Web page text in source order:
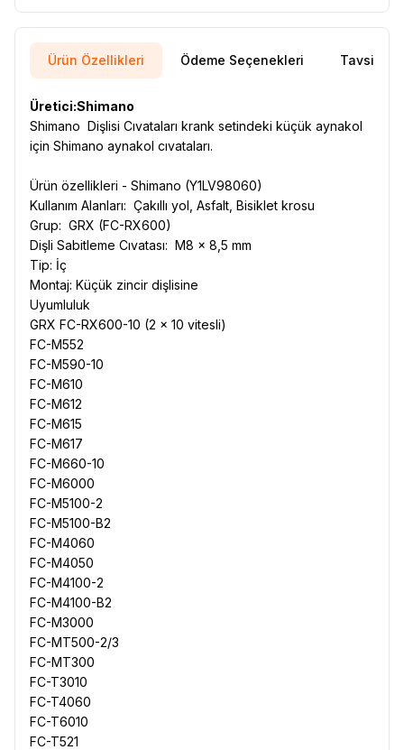
Ürün Özellikleri Ödeme Seçenekleri Tavsiye Et
Üretici:Shimano
Shimano Dişlisi Cıvataları krank setindeki küçük aynakol
için Shimano aynakol cıvataları.
Ürün özellikleri - Shimano (Y1LV98060)
Kullanım Alanları: Çakıllı yol, Asfalt, Bisiklet krosu
Grup: GRX (FC-RX600)
Dişli Sabitleme Cıvatası: M8 x 8,5 mm
Tip: İç
Montaj: Küçük zincir dişlisine
Uyumluluk
GRX FC-RX600-10 (2 x 10 vitesli)
FC-M552
FC-M590-10
FC-M610
FC-M612
FC-M615
FC-M617
FC-M660-10
FC-M6000
FC-M5100-2
FC-M5100-B2
FC-M4060
FC-M4050
FC-M4100-2
FC-M4100-B2
FC-M3000
FC-MT500-2/3
FC-MT300
FC-T3010
FC-T4060
FC-T6010
FC-T521